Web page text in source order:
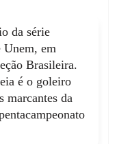
e Igor Thiago.
dos primeiros
saída de
o gramado
no banco de
de
Mohanad
da série
Unem, em
Brasileira.
é o goleiro
marcantes da